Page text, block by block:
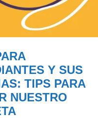
Y SUS
TIPS PARA
NUESTRO